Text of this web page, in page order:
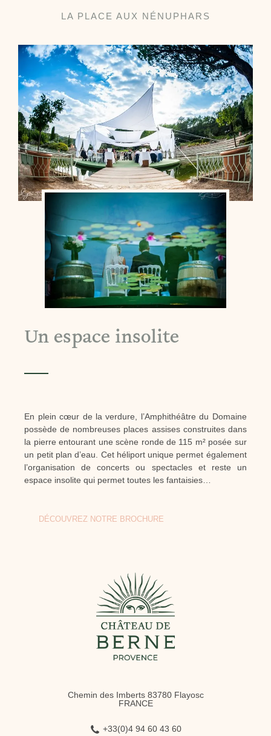
LA PLACE AUX NÉNUPHARS
Un espace insolite
En plein cœur de la verdure, l’Amphithéâtre du Domaine
possède de nombreuses places assises construites dans
la pierre entourant une scène ronde de 115 m² posée sur
un petit plan d’eau. Cet héliport unique permet également
l’organisation de concerts ou spectacles et reste un
espace insolite qui permet toutes les fantaisies…
DÉCOUVREZ NOTRE BROCHURE
Chemin des Imberts 83780 Flayosc
FRANCE
+33(0)4 94 60 43 60